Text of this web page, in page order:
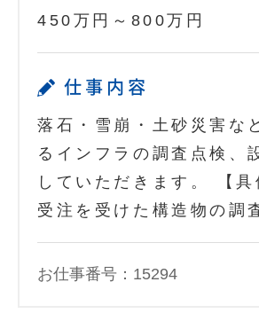
450万円～800万円
仕事内容
落石・雪崩・土砂災害な
るインフラの調査点検、
していただきます。 【具
受注を受けた構造物の調
お仕事番号：15294